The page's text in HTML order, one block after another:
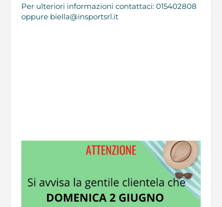
Per ulteriori informazioni contattaci: 015402808
oppure biella@insportsrl.it